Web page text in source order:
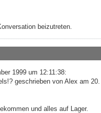
beizutreten.
1999 um 12:11:38:
geschrieben von Alex am
und alles auf Lager.